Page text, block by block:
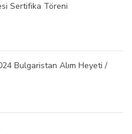
Sertifika Töreni
Bulgaristan Alım Heyeti /